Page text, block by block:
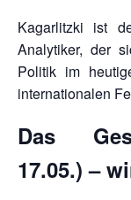
Kagarlitzki ist
Analytiker, der
Politik im
internationalen
Das
17.05.) –